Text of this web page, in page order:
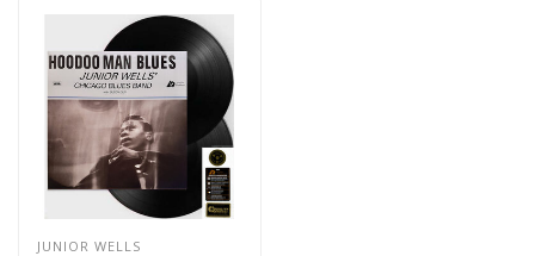
JUNIOR WELLS